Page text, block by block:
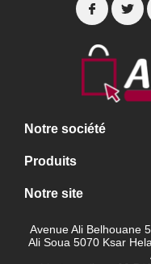
Notre société
Produits
Notre site
Avenue Ali Belhouane
Ali Soua 5070 Ksar